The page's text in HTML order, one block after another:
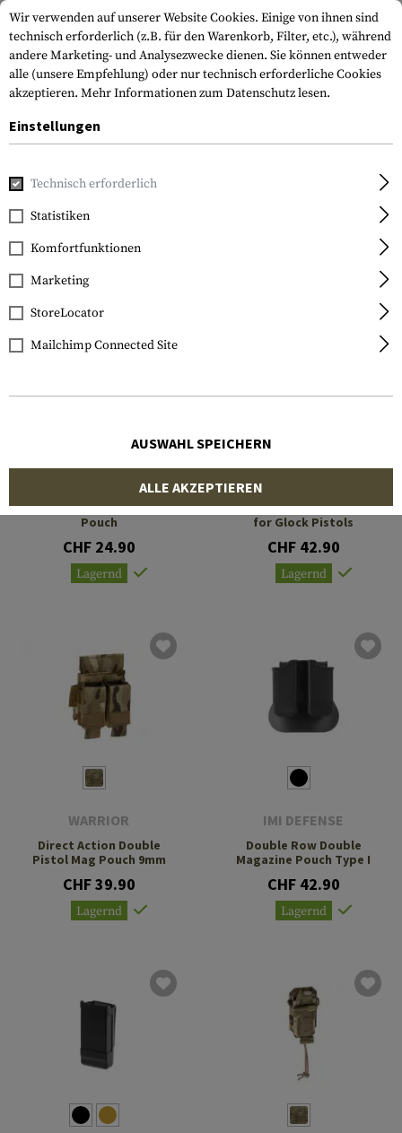
Home Tactical Gear
FILTER
TEMPLAR'S GEAR
Fast Pistol Magazine
Pouch
CHF 24.90
Lagernd
Double Magazine Pouch
for Glock Pistols
CHF 42.90
Lagernd
WARRIOR
Direct Action Double
Pistol Mag Pouch 9mm
CHF 39.90
Lagernd
IMI DEFENSE
Double Row Double
Magazine Pouch Type I
CHF 42.90
Lagernd
Wir verwenden auf unserer Website Cookies. Einige von ihnen sind
technisch erforderlich (z.B. für den Warenkorb, Filter, etc.), während
andere Marketing- und Analysezwecke dienen. Sie können entweder
alle (unsere Empfehlung) oder nur technisch erforderliche Cookies
akzeptieren. Mehr Informationen zum Datenschutz lesen.
Einstellungen
Technisch erforderlich
Statistiken
Komfortfunktionen
Marketing
StoreLocator
Mailchimp Connected Site
AUSWAHL SPEICHERN
ALLE AKZEPTIEREN